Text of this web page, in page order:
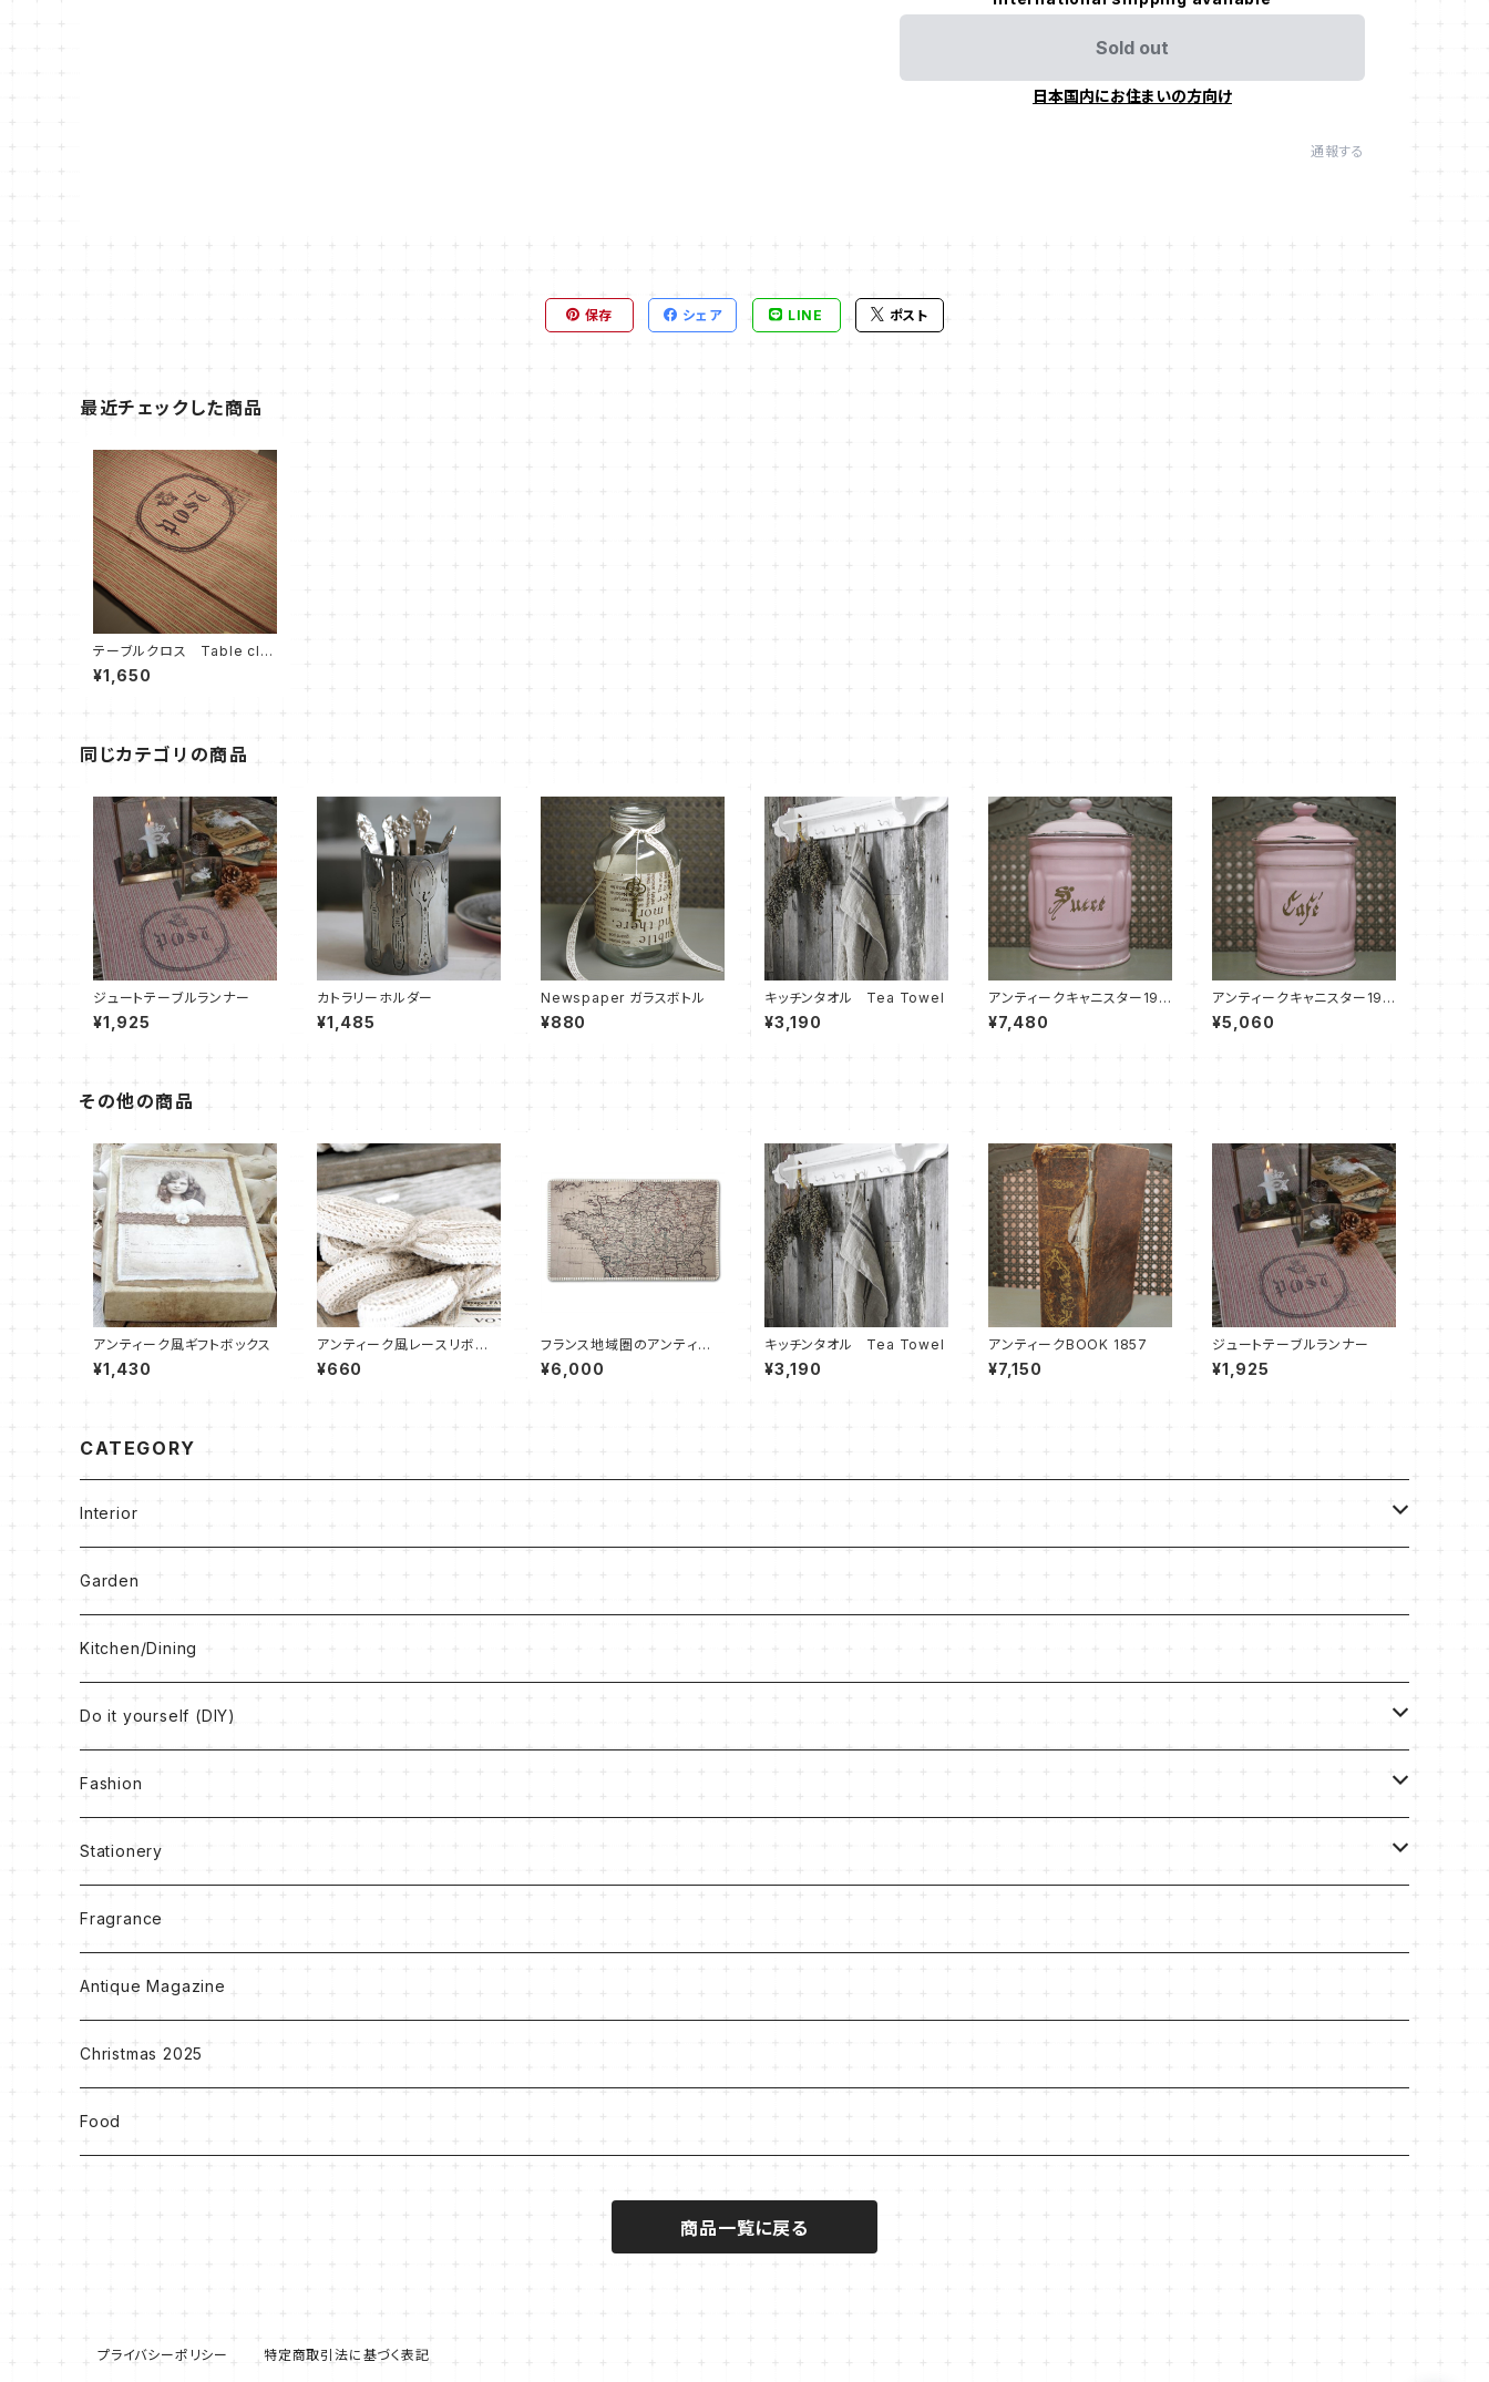
Sold out
日本国内にお住まいの方向け
通報する
保存 シェア LINE ポスト
最近チェックした商品
テーブルクロス Table clot
h
¥1,650
同じカテゴリの商品
ジュートテーブルランナー
¥1,925
カトラリーホルダー
¥1,485
Newspaper ガラスボトル
¥880
キッチンタオル Tea Towel
¥3,190
アンティークキャニスター192
0 -Sucre 砂糖-
¥7,480
アンティークキャニスター192
0 -café コーヒー-
¥5,060
その他の商品
アンティーク風ギフトボックス
¥1,430
アンティーク風レースリボ
ン 2ｍ
¥660
フランス地域圏のアンティー
クスタイル玄関マット
¥6,000
キッチンタオル Tea Towel
¥3,190
アンティークBOOK 1857
¥7,150
ジュートテーブルランナー
¥1,925
CATEGORY
Interior
Clocks
Box
Book
Rug
Others
Garden
Kitchen/Dining
Do it yourself (DIY)
Vintage Paint
Antique Wax
Fashion
Bag
Accessory
Clothes
Stationery
Notebook
Ribbon
Others
Fragrance
Antique Magazine
Christmas 2025
Food
商品一覧に戻る
プライバシーポリシー 特定商取引法に基づく表記